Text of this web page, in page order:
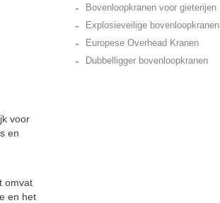
voor
en
omvat
en het
- Bovenloopkranen voor gieterijen
- Explosieveilige bovenloopkranen
- Europese Overhead Kranen
- Dubbelligger bovenloopkranen